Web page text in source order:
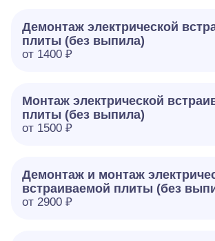
Демонтаж электрической
плиты (без выпила)
от 1400 ₽
Монтаж электрической
плиты (без выпила)
от 1500 ₽
Демонтаж и монтаж
встраиваемой плиты (без
от 2900 ₽